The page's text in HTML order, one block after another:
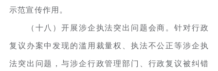
示范宣传作用。
（十八）开展涉企执法突出问题会商。针对行政
复议办案中发现的滥用裁量权、执法不公正等涉企执
法突出问题，与涉企行政管理部门、行政复议被纠错